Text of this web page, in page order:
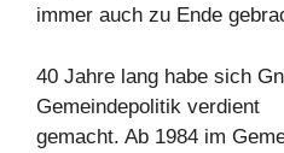
immer auch zu Ende
40 Jahre lang habe sich
Gemeindepolitik verdient
gemacht. Ab 1984 im